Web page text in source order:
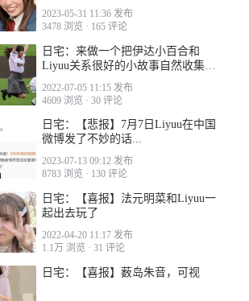
2023-05-31 11:36 发布
3478 浏览 · 165 评论
日宅：来做一个把伊达小百合和
Liyuu关系很好的小故事自然收集起
2022-07-05 11:15 发布
4609 浏览 · 30 评论
日宅：【悲报】7月7日Liyuu在中国
微博发了不妙的话...
2023-07-13 09:12 发布
8783 浏览 · 130 评论
日宅：【喜报】法元明菜和Liyuu一
起出去玩了
2022-04-20 11:17 发布
1.1万 浏览 · 31 评论
日宅：【喜报】薮岛朱音，可视